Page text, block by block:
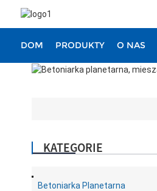
DOM PRODUKTY O NAS
KATEGORIE
Betoniarka Planetarna